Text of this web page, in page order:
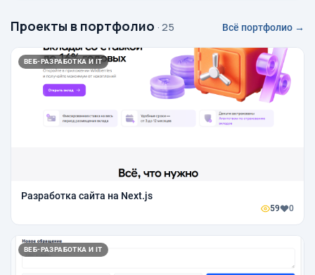
Проекты в портфолио · 25 Всё портфолио →
ВЕБ-РАЗРАБОТКА И IT
Разработка сайта на Next.js
59 0
ВЕБ-РАЗРАБОТКА И IT